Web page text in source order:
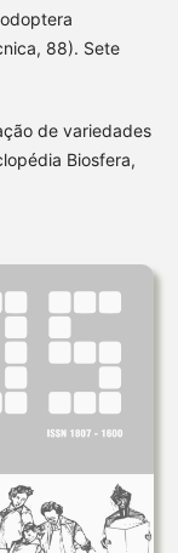
88). Sete
de variedades
Biosfera,